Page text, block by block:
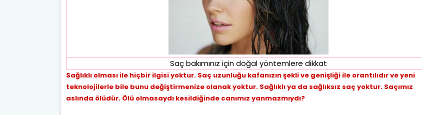
Saç bakımınız için doğal yöntemlere dikkat
Sağlıklı olması ile hiçbir ilgisi yoktur. Saç uzunluğu kafanızın şekli ve genişliği ile orantılıdır ve yeni
teknolojilerle bile bunu değiştirmenize olanak yoktur. Sağlıklı ya da sağlıksız saç yoktur. Saçımız
aslında ölüdür. Ölü olmasaydı kesildiğinde canımız yanmazmıydı?